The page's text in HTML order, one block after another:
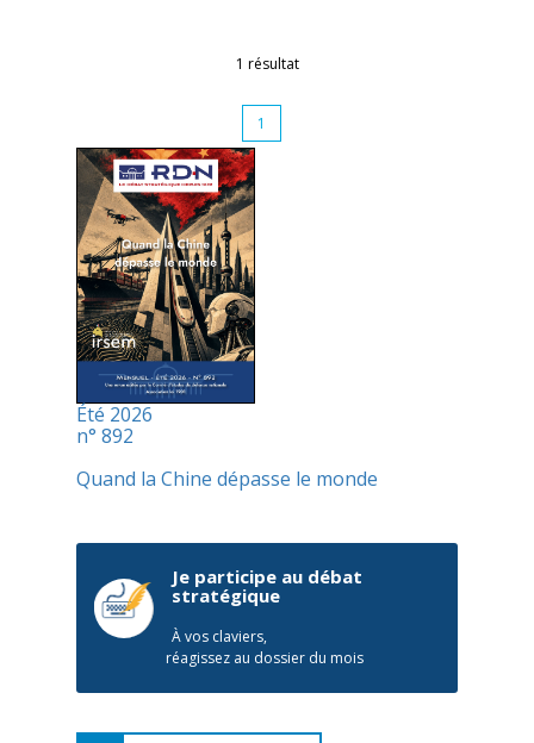
1 résultat
1
Été 2026
n° 892
Quand la Chine dépasse le monde
Je participe au débat
stratégique
À vos claviers,
réagissez au dossier du mois